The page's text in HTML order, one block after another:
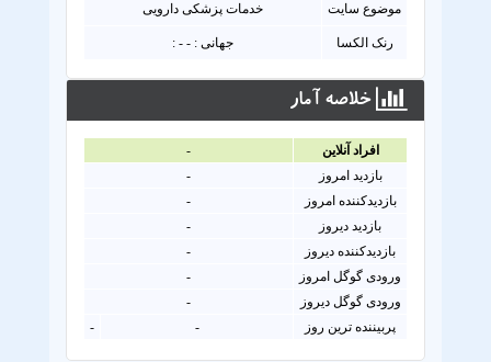
موضوع سایت خدمات پزشکی دارویی
رنک الکسا جهانی : - - :
خلاصه آمار
افراد آنلاين
-
بازدید امروز
-
بازدیدکننده امروز
-
بازدید دیروز
-
بازدیدکننده دیروز
-
ورودی گوگل امروز
-
ورودی گوگل دیروز
-
پربیننده ترین روز
-
-